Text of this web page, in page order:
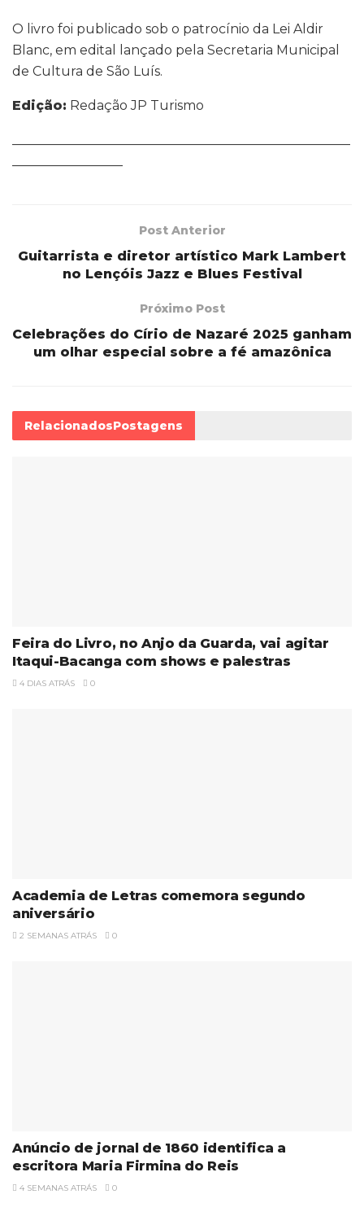
O livro foi publicado sob o patrocínio da Lei Aldir
Blanc, em edital lançado pela Secretaria Municipal
de Cultura de São Luís.
Edição: Redação JP Turismo
Post Anterior
Guitarrista e diretor artístico Mark Lambert
no Lençóis Jazz e Blues Festival
Próximo Post
Celebrações do Círio de Nazaré 2025 ganham
um olhar especial sobre a fé amazônica
RelacionadosPostagens
Feira do Livro, no Anjo da Guarda, vai agitar
Itaqui-Bacanga com shows e palestras
4 DIAS ATRÁS 0
Academia de Letras comemora segundo
aniversário
2 SEMANAS ATRÁS 0
Anúncio de jornal de 1860 identifica a
escritora Maria Firmina do Reis
4 SEMANAS ATRÁS 0